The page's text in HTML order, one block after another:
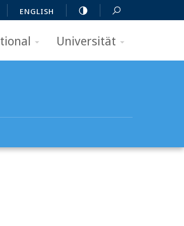
ENGLISH
Universität